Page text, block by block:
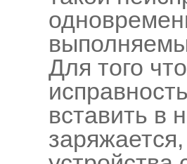
Для того
вставить в